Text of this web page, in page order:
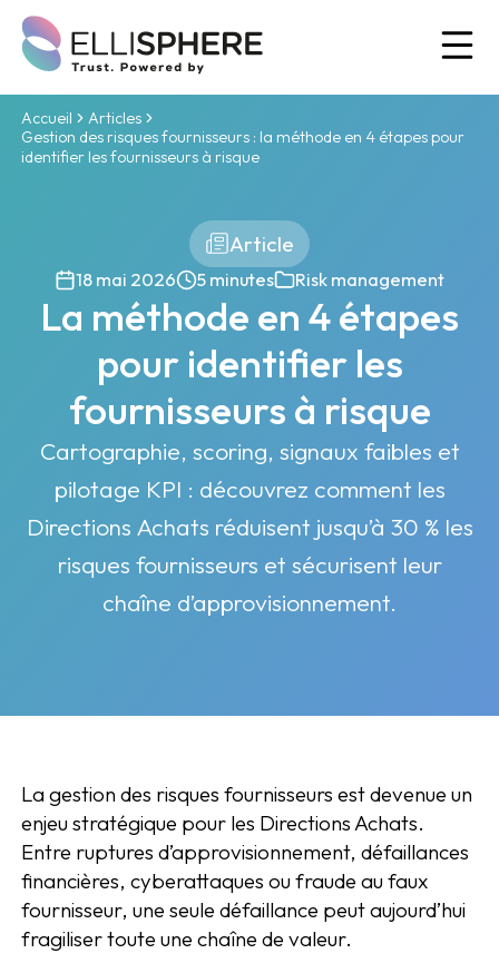
Accueil
Articles
Gestion des risques fournisseurs : la méthode en 4 étapes pour
identifier les fournisseurs à risque
Article
18 mai 2026 5 minutes Risk management
La méthode en 4 étapes
pour identifier les
fournisseurs à risque
Cartographie, scoring, signaux faibles et
pilotage KPI : découvrez comment les
Directions Achats réduisent jusqu’à 30 % les
risques fournisseurs et sécurisent leur
chaîne d’approvisionnement.
La gestion des risques fournisseurs est devenue un
enjeu stratégique pour les Directions Achats.
Entre ruptures d’approvisionnement, défaillances
financières, cyberattaques ou fraude au faux
fournisseur, une seule défaillance peut aujourd’hui
fragiliser toute une chaîne de valeur.